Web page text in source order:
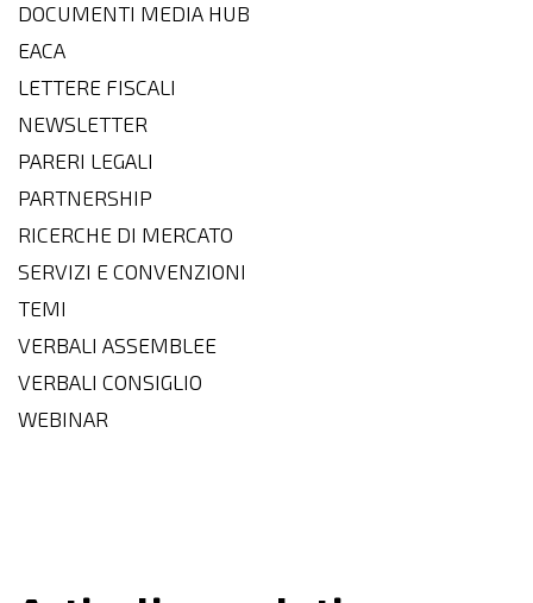
DOCUMENTI MEDIA HUB
EACA
LETTERE FISCALI
NEWSLETTER
PARERI LEGALI
PARTNERSHIP
RICERCHE DI MERCATO
SERVIZI E CONVENZIONI
TEMI
VERBALI ASSEMBLEE
VERBALI CONSIGLIO
WEBINAR